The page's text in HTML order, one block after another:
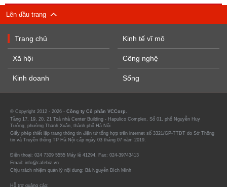
Lên đầu trang
Trang chủ
Xã hội
Kinh doanh
Kinh tế vĩ mô
Công nghệ
Sống
© Copyright 2012 - 2026 - Công ty Cổ phần VCCorp.
Tầng 17, 19, 20, 21 Toà nhà Center Building - Hapulico Complex, Số 01, phố Nguyễn Huy
Tưởng, phường Thanh Xuân, thành phố Hà Nội
Giấy phép thiết lập trang thông tin điện tử tổng hợp trên internet số 3321/GP-TTĐT do Sở Thông
tin và Truyền thông TP Hà Nội cấp ngày 03 tháng 07 năm 2019.
Điện thoại: 024 7309 5555 Máy lẻ 41294. Fax: 024-39743413
Email: info@cafebiz.vn
Chịu trách nhiệm quản lý nội dung: Bà Nguyễn Bích Minh
Hỗ trợ quảng cáo: